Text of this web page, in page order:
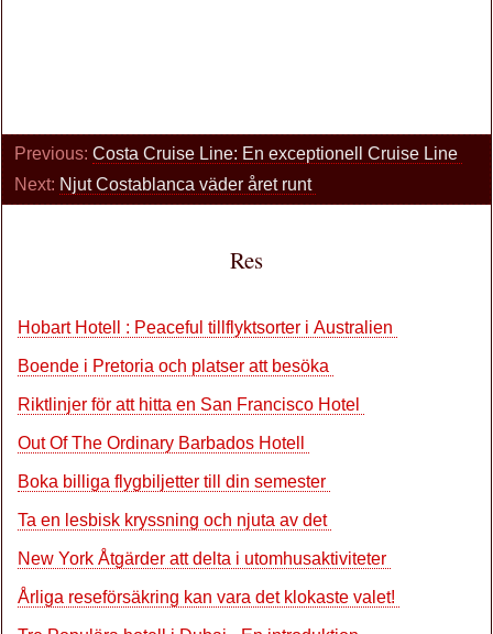
Previous: Costa Cruise Line: En exceptionell Cruise Line
Next: Njut Costablanca väder året runt
Res
Hobart Hotell : Peaceful tillflyktsorter i Australien
Boende i Pretoria och platser att besöka
Riktlinjer för att hitta en San Francisco Hotel
Out Of The Ordinary Barbados Hotell
Boka billiga flygbiljetter till din semester
Ta en lesbisk kryssning och njuta av det
New York Åtgärder att delta i utomhusaktiviteter
Årliga reseförsäkring kan vara det klokaste valet!